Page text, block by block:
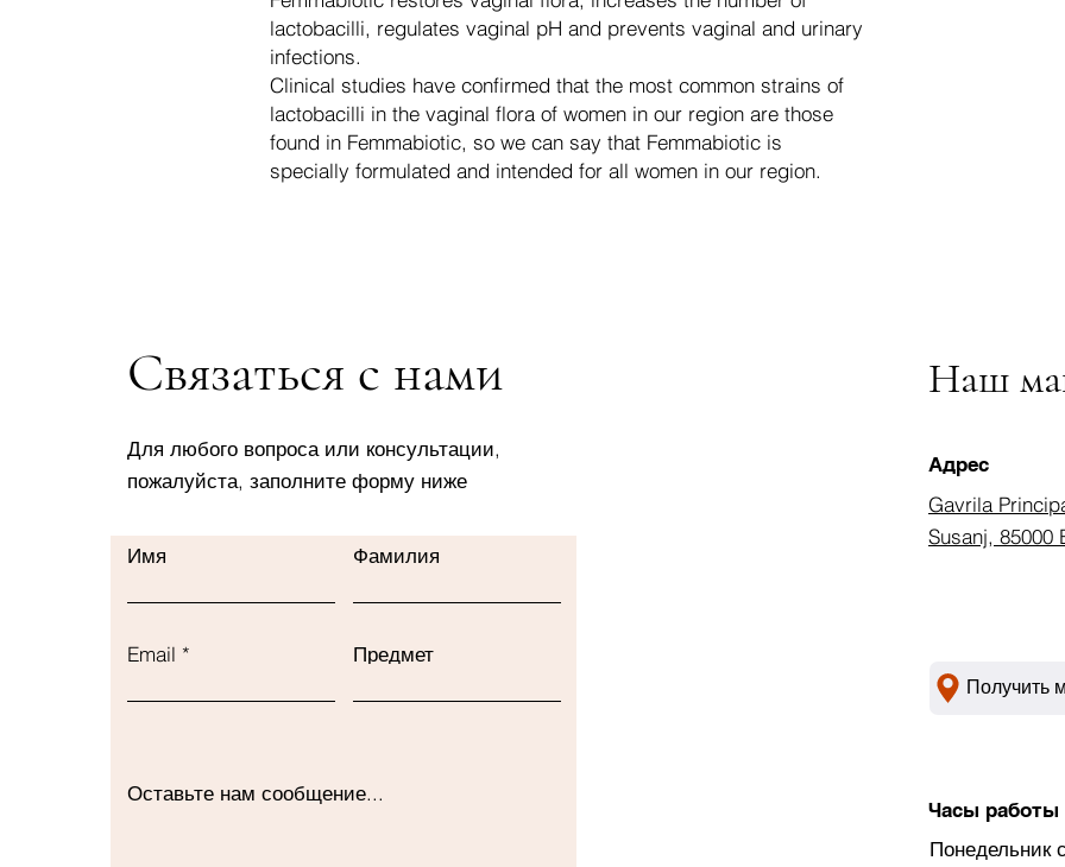
lactobacilli, regulates vaginal pH and prevents vaginal and urinary
infections.
Clinical studies have confirmed that the most common strains of
lactobacilli in the vaginal flora of women in our region are those
found in Femmabiotic, so we can say that Femmabiotic is
specially formulated and intended for all women in our region.
Связаться с нами
Для любого вопроса или консультации,
пожалуйста, заполните форму ниже
Имя Фамилия
Email Предмет
Оставьте нам сообщение...
Наш
Адрес
Gavrila
Susanj, 85000
Получить
Часы работы
Понедельник